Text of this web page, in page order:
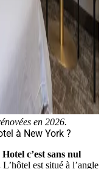
en 2026.
à New York ?
c’est sans nul
L’hôtel est situé à l’angle